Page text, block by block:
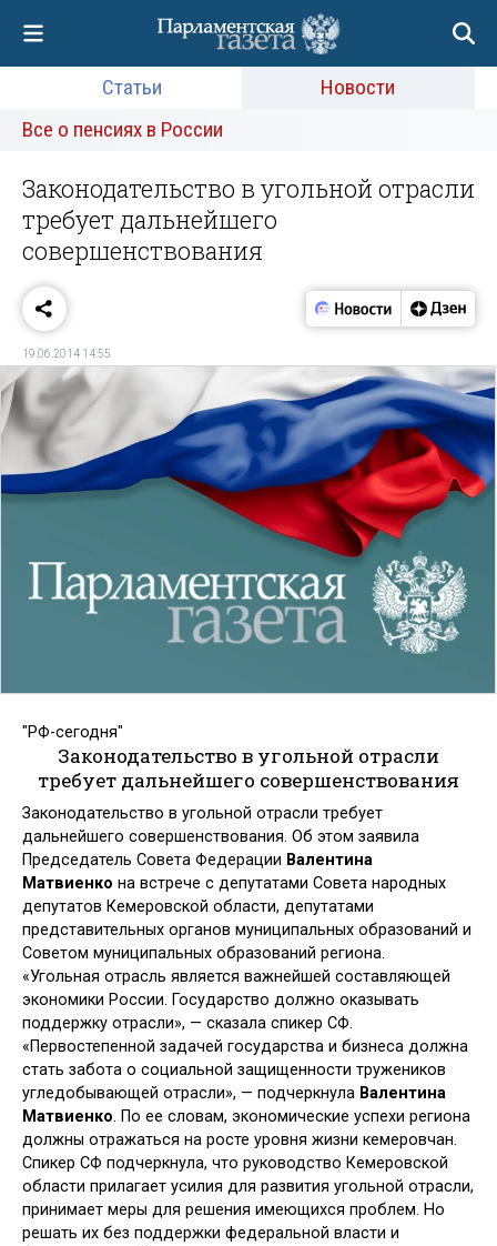
Статьи
Новости
Все о пенсиях в России
Законодательство в угольной отрасли
требует дальнейшего
совершенствования
19.06.2014 14:55
"РФ-сегодня"
Законодательство в угольной отрасли
требует дальнейшего совершенствования
Законодательство в угольной отрасли требует
дальнейшего совершенствования. Об этом заявила
Председатель Совета Федерации Валентина
Матвиенко на встрече с депутатами Совета народных
депутатов Кемеровской области, депутатами
представительных органов муниципальных образований и
Советом муниципальных образований региона.
«Угольная отрасль является важнейшей составляющей
экономики России. Государство должно оказывать
поддержку отрасли», — сказала спикер СФ.
«Первостепенной задачей государства и бизнеса должна
стать забота о социальной защищенности тружеников
угледобывающей отрасли», — подчеркнула Валентина
Матвиенко. По ее словам, экономические успехи региона
должны отражаться на росте уровня жизни кемеровчан.
Спикер СФ подчеркнула, что руководство Кемеровской
области прилагает усилия для развития угольной отрасли,
принимает меры для решения имеющихся проблем. Но
решать их без поддержки федеральной власти и